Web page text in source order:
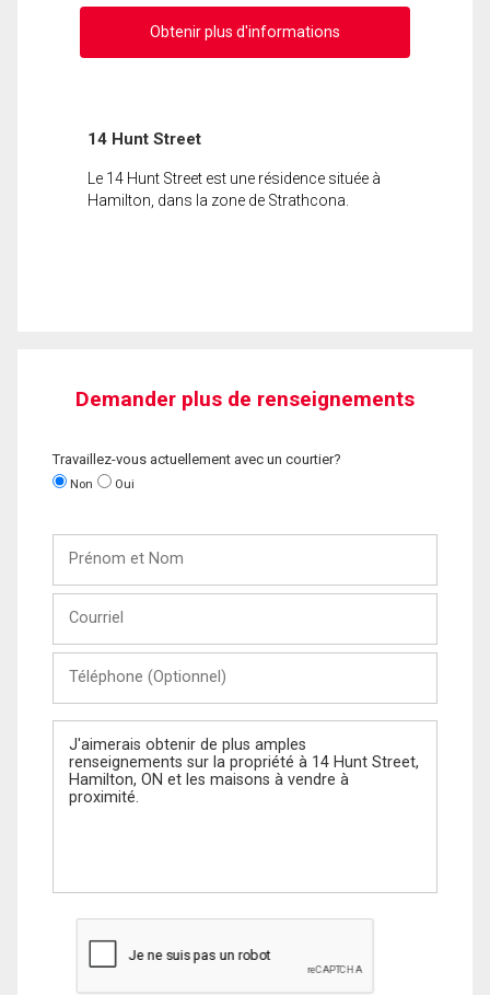
Obtenir plus d'informations
14 Hunt Street
Le 14 Hunt Street est une résidence située à
Hamilton, dans la zone de Strathcona.
Demander plus de renseignements
Travaillez-vous actuellement avec un courtier?
Non Oui
Nom
(Optionnel)
Message